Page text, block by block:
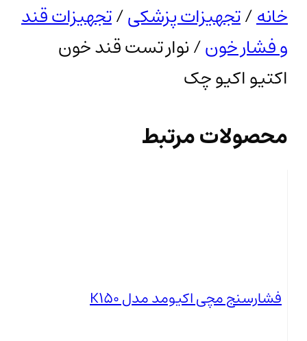
خانه/تجهیزات پزشکی/تجهیزات قند
و فشار خون/ نوار تست قند خون
اکتیو اکیو چک
محصولات مرتبط
فشارسنج مچی اکیومد مدل K150